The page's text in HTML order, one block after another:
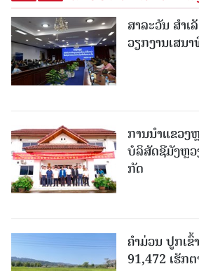
ສາລະວັນ ສໍາ
ວຽກງານເສນ
ການນຳແຂວງ
ບໍ​ລິ​ສັດຊີມັງຫຼວ
ກັດ
ຄໍາມ່ວນ ປູກເ
91,472 ເຮັກຕ